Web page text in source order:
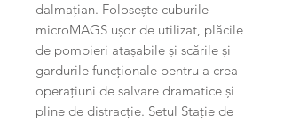
dalmațian. Folosește cuburile
microMAGS ușor de utilizat, plăcile
de pompieri atașabile și scările și
gardurile funcționale pentru a crea
operațiuni de salvare dramatice și
pline de distracție. Setul Stație de